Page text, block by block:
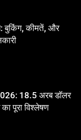
बुकिंग, कीमतें, और
18.5 अरब डॉलर
पूरा विश्लेषण